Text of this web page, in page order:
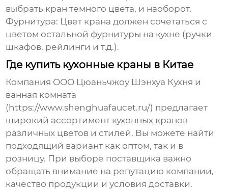
выбрать кран темного цвета, и наоборот.
Фурнитура: Цвет крана должен сочетаться с
цветом остальной фурнитуры на кухне (ручки
шкафов, рейлинги и т.д.).
Где купить кухонные краны в Китае
Компания ООО Цюаньчжоу Шэнхуа Кухня и
ванная комната
( https://www.shenghuafaucet.ru/) предлагает
широкий ассортимент кухонных кранов
различных цветов и стилей. Вы можете найти
подходящий вариант как оптом, так и в
розницу. При выборе поставщика важно
обращать внимание на репутацию компании,
качество продукции и условия доставки.